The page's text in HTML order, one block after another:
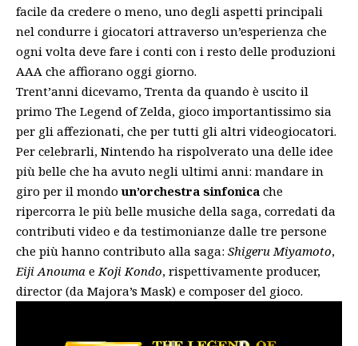
facile da credere o meno, uno degli aspetti principali
nel condurre i giocatori attraverso un’esperienza che
ogni volta deve fare i conti con i resto delle produzioni
AAA che affiorano oggi giorno.
Trent’anni dicevamo, Trenta da quando è uscito il
primo The Legend of Zelda, gioco importantissimo sia
per gli affezionati, che per tutti gli altri videogiocatori.
Per celebrarli, Nintendo ha rispolverato una delle idee
più belle che ha avuto negli ultimi anni: mandare in
giro per il mondo un’orchestra sinfonica che
ripercorra le più belle musiche della saga, corredati da
contributi video e da testimonianze dalle tre persone
che più hanno contributo alla saga: Shigeru Miyamoto,
Eiji Anouma e Koji Kondo, rispettivamente producer,
director (da Majora’s Mask) e composer del gioco.